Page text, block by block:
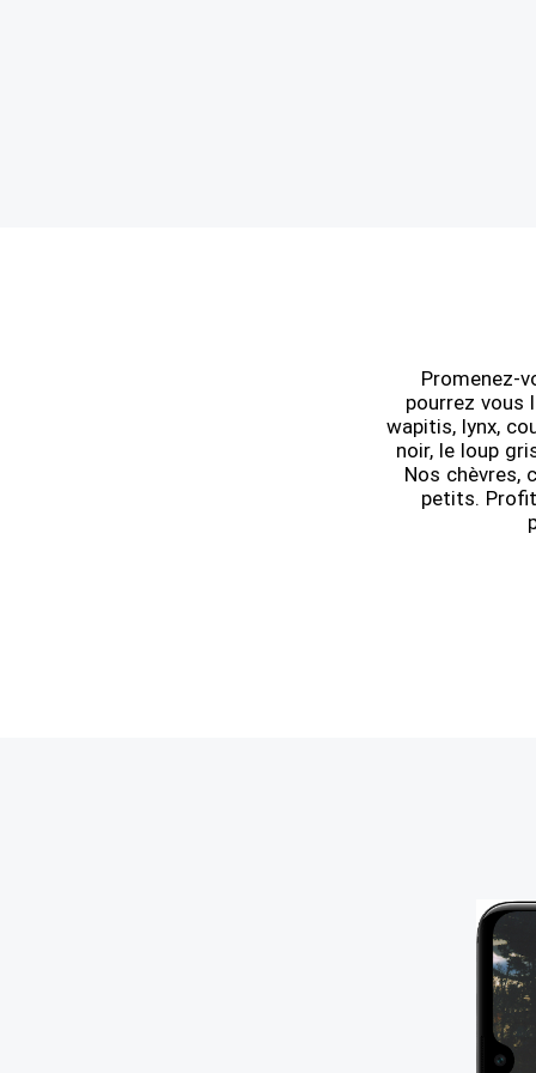
Promenez-
pourrez vous
wapitis, lynx,
noir, le loup
Nos chèvres,
petits.